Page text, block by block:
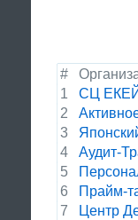
#
1
СЦ ЕКЕЙ
2
3
4
Аудит-
5
6
Прайм-
7
Центр